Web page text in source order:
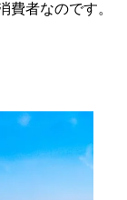
費者なのです。